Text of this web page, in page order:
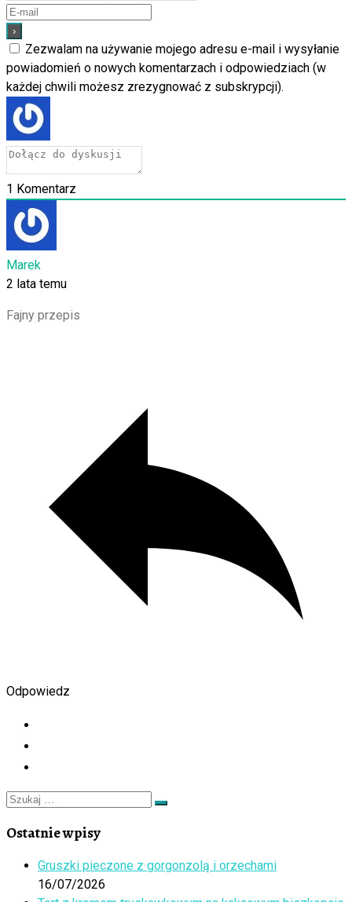
Zezwalam na używanie mojego adresu e-mail i wysyłanie
powiadomień o nowych komentarzach i odpowiedziach (w
każdej chwili możesz zrezygnować z subskrypcji).
1 Komentarz
Marek
2 lata temu
Fajny przepis
Odpowiedz
Szukaj
Szukaj
Ostatnie wpisy
Gruszki pieczone z gorgonzolą i orzechami
16/07/2026